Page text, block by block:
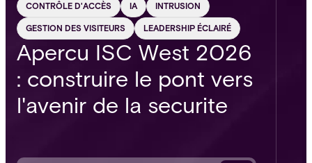
CONTRÔLE D'ACCÈS IA INTRUSION
GESTION DES VISITEURS LEADERSHIP ÉCLAIRÉ
Apercu ISC West 2026
: construire le pont vers
l'avenir de la securite